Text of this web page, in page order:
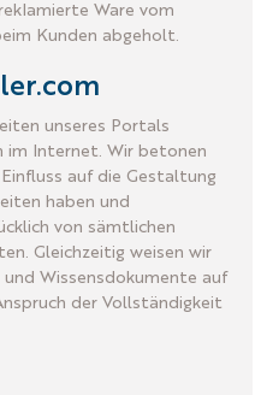
Ware vom
Kunden abgeholt.
unseres Portals
im Internet. Wir betonen
auf die Gestaltung
haben und
von sämtlichen
Gleichzeitig weisen wir
Wissensdokumente auf
der Vollständigkeit